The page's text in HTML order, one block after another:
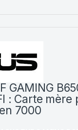
GAMING
: Carte mère
7000